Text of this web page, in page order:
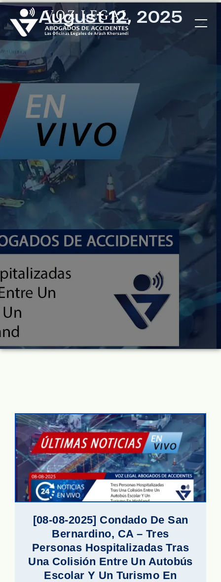
August 12, 2025
[08-08-2025] Condado De San
Bernardino, CA – Tres
Personas Hospitalizadas Tras
Una Colisión Entre Un Autobús
Escolar Y Un Turismo En